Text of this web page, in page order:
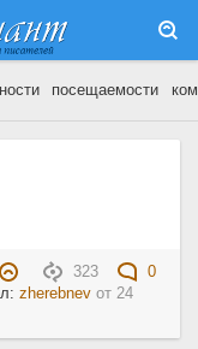
посещаемости
323
0
zherebnev от24